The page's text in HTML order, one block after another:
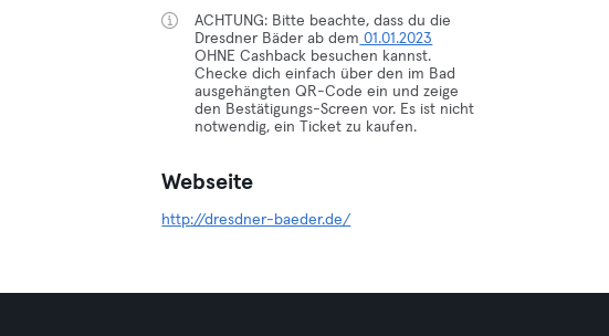
ACHTUNG: Bitte beachte, dass du die
Dresdner Bäder ab dem 01.01.2023
OHNE Cashback besuchen kannst.
Checke dich einfach über den im Bad
ausgehängten QR-Code ein und zeige
den Bestätigungs-Screen vor. Es ist nicht
notwendig, ein Ticket zu kaufen.
Webseite
http://dresdner-baeder.de/